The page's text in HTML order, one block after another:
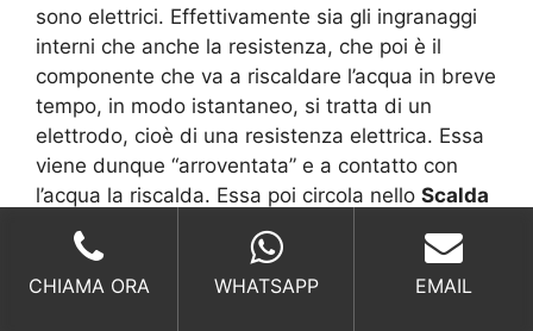
sono elettrici. Effettivamente sia gli ingranaggi
interni che anche la resistenza, che poi è il
componente che va a riscaldare l’acqua in breve
tempo, in modo istantaneo, si tratta di un
elettrodo, cioè di una resistenza elettrica. Essa
viene dunque “arroventata” e a contatto con
l’acqua la riscalda. Essa poi circola nello Scalda
Acqua Rinnai Gavignano
o comunque rimane ferma all’interno della
struttura, dove ci sono i condensatori che
CHIAMA ORA WHATSAPP EMAIL